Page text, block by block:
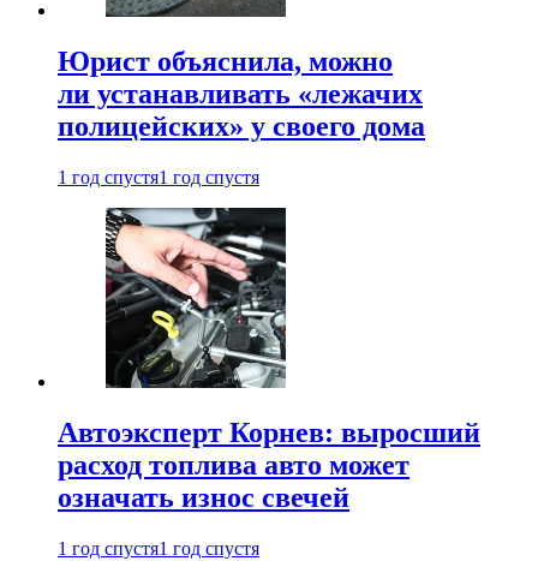
Юрист объяснила, можно
ли устанавливать «лежачих
полицейских» у своего дома
1 год спустя1 год спустя
Автоэксперт Корнев: выросший
расход топлива авто может
означать износ свечей
1 год спустя1 год спустя